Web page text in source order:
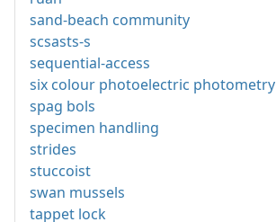
sand-beach community
scsasts-s
sequential-access
six colour photoelectric photometry
spag bols
specimen handling
strides
stuccoist
swan mussels
tappet lock